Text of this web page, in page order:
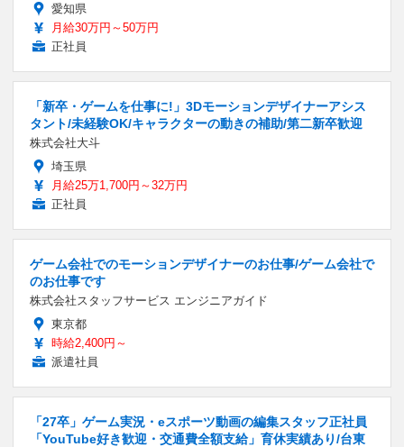
愛知県
月給30万円～50万円
正社員
「新卒・ゲームを仕事に!」3Dモーションデザイナーアシス
タント/未経験OK/キャラクターの動きの補助/第二新卒歓迎
株式会社大斗
埼玉県
月給25万1,700円～32万円
正社員
ゲーム会社でのモーションデザイナーのお仕事/ゲーム会社で
のお仕事です
株式会社スタッフサービス エンジニアガイド
東京都
時給2,400円～
派遣社員
「27卒」ゲーム実況・eスポーツ動画の編集スタッフ正社員
「YouTube好き歓迎・交通費全額支給」育休実績あり/台東